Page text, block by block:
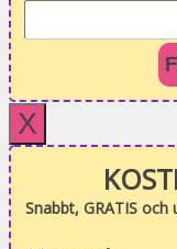
X
Snabbt, GRATIS